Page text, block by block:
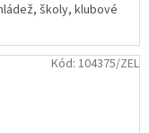
školy, klubové
Kód: 104375/ZEL